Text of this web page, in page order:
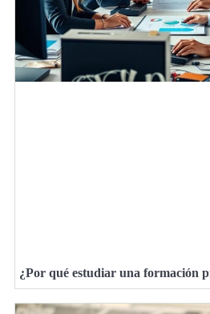
¿Por qué estudiar una formación